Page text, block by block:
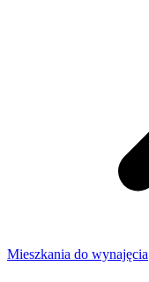
Mieszkania do wynajęcia